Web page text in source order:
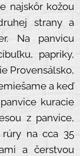
najskôr kožou
strany a
Na panvicu
papriky,
Provensálsko,
a keď
kuracie
z panvice,
na cca 35
a čerstvou